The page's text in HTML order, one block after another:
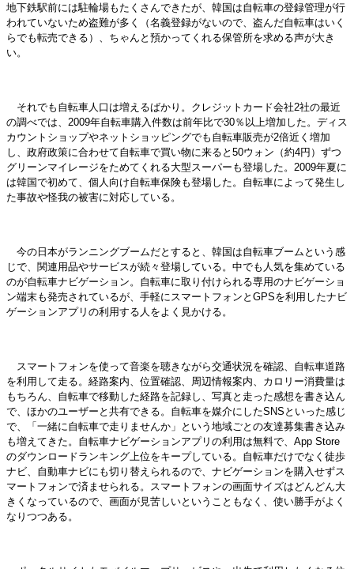
地下鉄駅前には駐輪場もたくさんできたが、韓国は自転車の登録管理が行
われていないため盗難が多く（名義登録がないので、盗んだ自転車はいく
らでも転売できる）、ちゃんと預かってくれる保管所を求める声が大き
い。
それでも自転車人口は増えるばかり。クレジットカード会社2社の最近
の調べでは、2009年自転車購入件数は前年比で30％以上増加した。ディス
カウントショップやネットショッピングでも自転車販売が2倍近く増加
し、政府政策に合わせて自転車で買い物に来ると50ウォン（約4円）ずつ
グリーンマイレージをためてくれる大型スーパーも登場した。2009年夏に
は韓国で初めて、個人向け自転車保険も登場した。自転車によって発生し
た事故や怪我の被害に対応している。
今の日本がランニングブームだとすると、韓国は自転車ブームという感
じで、関連用品やサービスが続々登場している。中でも人気を集めている
のが自転車ナビゲーション。自転車に取り付けられる専用のナビゲーショ
ン端末も発売されているが、手軽にスマートフォンとGPSを利用したナビ
ゲーションアプリの利用する人をよく見かける。
スマートフォンを使って音楽を聴きながら交通状況を確認、自転車道路
を利用して走る。経路案内、位置確認、周辺情報案内、カロリー消費量は
もちろん、自転車で移動した経路を記録し、写真と走った感想を書き込ん
で、ほかのユーザーと共有できる。自転車を媒介にしたSNSといった感じ
で、「一緒に自転車で走りませんか」という地域ごとの友達募集書き込み
も増えてきた。自転車ナビゲーションアプリの利用は無料で、App Store
のダウンロードランキング上位をキープしている。自転車だけでなく徒歩
ナビ、自動車ナビにも切り替えられるので、ナビゲーションを購入せずス
マートフォンで済ませられる。スマートフォンの画面サイズはどんどん大
きくなっているので、画面が見苦しいということもなく、使い勝手がよく
なりつつある。